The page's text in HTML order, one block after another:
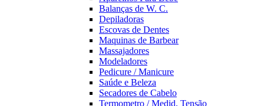
Balanças de W. C.
Depiladoras
Escovas de Dentes
Maquinas de Barbear
Massajadores
Modeladores
Pedicure / Manicure
Saúde e Beleza
Secadores de Cabelo
Termometro / Medid. Tensão